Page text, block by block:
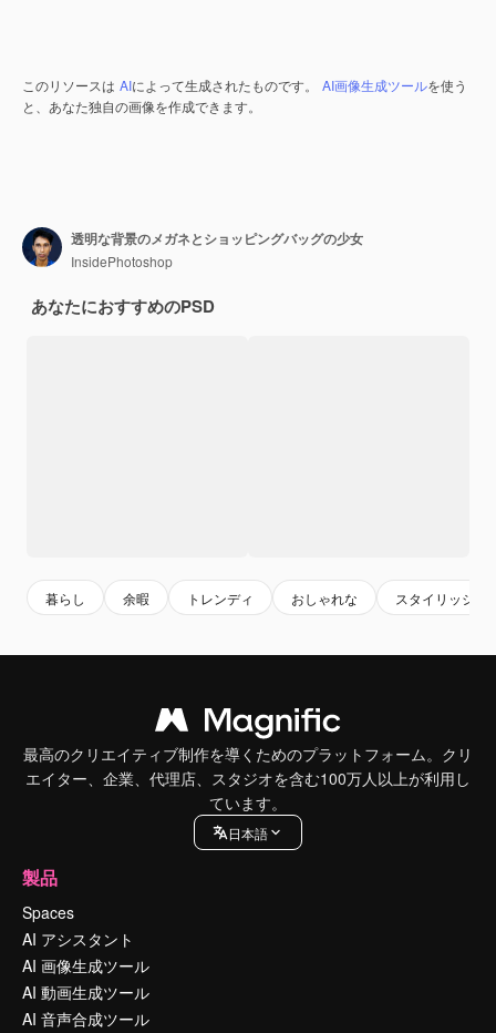
このリソースは AIによって生成されたものです。 AI画像生成ツールを使う
と、あなた独自の画像を作成できます。
透明な背景のメガネとショッピングバッグの少女
InsidePhotoshop
あなたにおすすめのPSD
暮らし 余暇 トレンディ おしゃれな スタイリッシュ
最高のクリエイティブ制作を導くためのプラットフォーム。クリ
エイター、企業、代理店、スタジオを含む100万人以上が利用し
ています。
日本語
製品
Spaces
AI アシスタント
AI 画像生成ツール
AI 動画生成ツール
AI 音声合成ツール